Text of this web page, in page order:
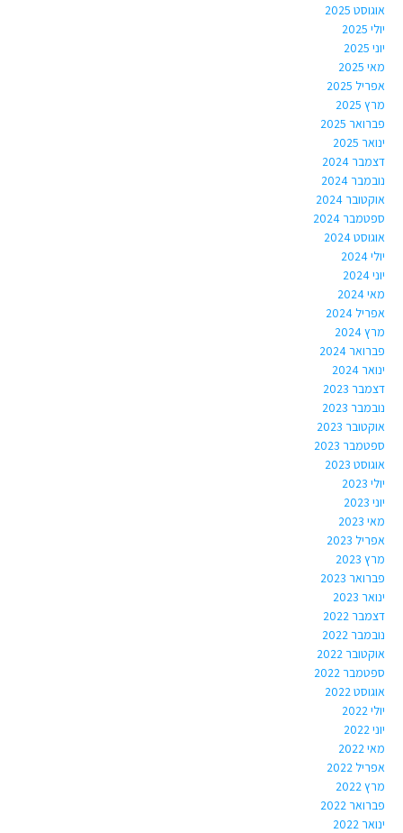
אוגוסט 2025
יולי 2025
יוני 2025
מאי 2025
אפריל 2025
מרץ 2025
פברואר 2025
ינואר 2025
דצמבר 2024
נובמבר 2024
אוקטובר 2024
ספטמבר 2024
אוגוסט 2024
יולי 2024
יוני 2024
מאי 2024
אפריל 2024
מרץ 2024
פברואר 2024
ינואר 2024
דצמבר 2023
נובמבר 2023
אוקטובר 2023
ספטמבר 2023
אוגוסט 2023
יולי 2023
יוני 2023
מאי 2023
אפריל 2023
מרץ 2023
פברואר 2023
ינואר 2023
דצמבר 2022
נובמבר 2022
אוקטובר 2022
ספטמבר 2022
אוגוסט 2022
יולי 2022
יוני 2022
מאי 2022
אפריל 2022
מרץ 2022
פברואר 2022
ינואר 2022